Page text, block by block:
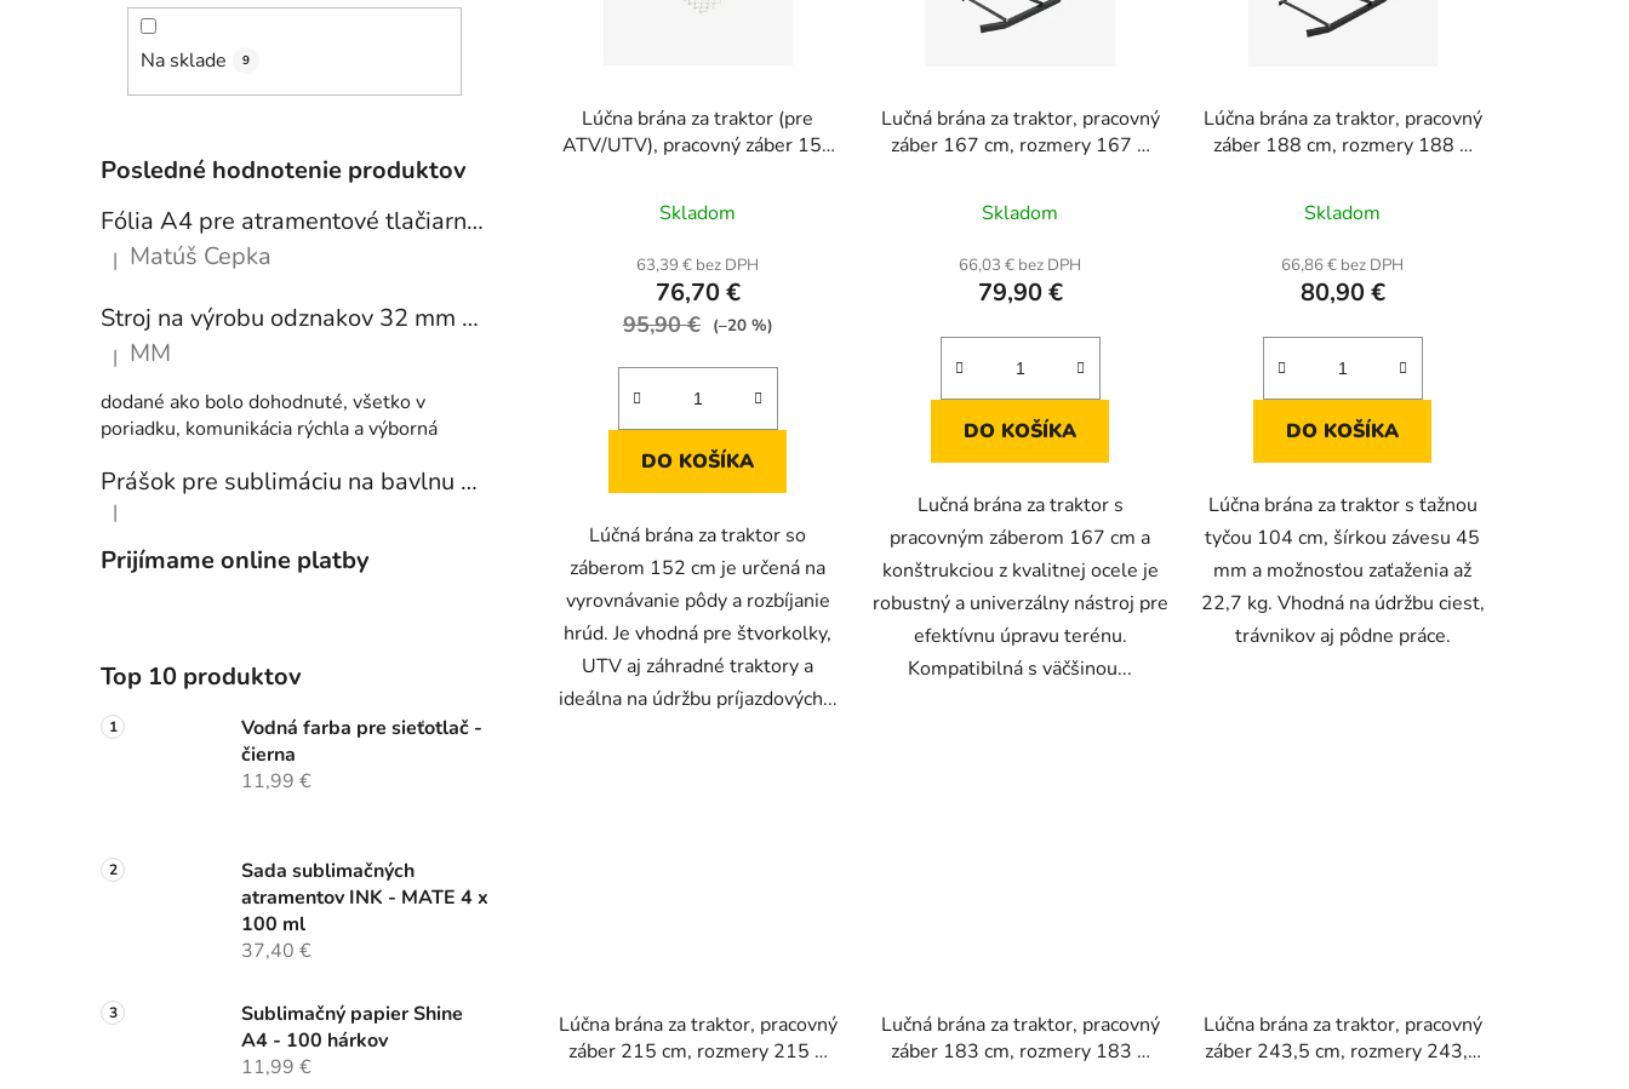
Na sklade 9
Posledné hodnotenie produktov
Fólia A4 pre atramentové tlačiarne - sada 10 ks
Hodnotenie produktu je 5 z 5 hviezdičiek.
| Matúš Cepka
Stroj na výrobu odznakov 32 mm a 58 mm + 250 ks odznakov
Hodnotenie produktu je 5 z 5 hviezdičiek.
| MM
dodané ako bolo dohodnuté, všetko v
poriadku, komunikácia rýchla a výborná
Prášok pre sublimáciu na bavlnu 1 kg
Hodnotenie produktu je 5 z 5 hviezdičiek.
|
Prijímame online platby
Top 10 produktov
Vodná farba pre sieťotlač -
čierna
11,99 €
Sada sublimačných
atramentov INK - MATE 4 x
100 ml
37,40 €
Sublimačný papier Shine
A4 - 100 hárkov
11,99 €
u
k
Lúčna brána za traktor (pre
ATV/UTV), pracovný záber 152
cm
Skladom
63,39 € bez DPH
76,70 €
95,90 € (–20 %)
DO KOŠÍKA
Lúčná brána za traktor so
záberom 152 cm je určená na
vyrovnávanie pôdy a rozbíjanie
hrúd. Je vhodná pre štvorkolky,
UTV aj záhradné traktory a
ideálna na údržbu príjazdových...
Lučná brána za traktor, pracovný
záber 167 cm, rozmery 167 ×
Skladom
66,03 € bez DPH
79,90 €
DO KOŠÍKA
Lučná brána za traktor s
pracovným záberom 167 cm a
konštrukciou z kvalitnej ocele je
robustný a univerzálny nástroj pre
efektívnu úpravu terénu.
Kompatibilná s väčšinou...
Lúčna brána za traktor, pracovný
záber 188 cm, rozmery 188 ×
Skladom
66,86 € bez DPH
80,90 €
DO KOŠÍKA
Lúčna brána za traktor s ťažnou
tyčou 104 cm, šírkou závesu 45
mm a možnosťou zaťaženia až
22,7 kg. Vhodná na údržbu ciest,
trávnikov aj pôdne práce.
Lúčna brána za traktor, pracovný
záber 215 cm, rozmery 215 ×
Lučná brána za traktor, pracovný
záber 183 cm, rozmery 183 ×
Lúčna brána za traktor, pracovný
záber 243,5 cm, rozmery 243,5